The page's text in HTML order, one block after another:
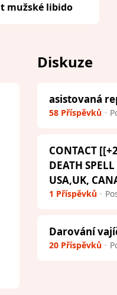
mužské libido
Diskuze
asistovaná
58 Příspěvků
CONTACT
DEATH
USA,UK,
1 Příspěvků
Darování
20 Příspěvků